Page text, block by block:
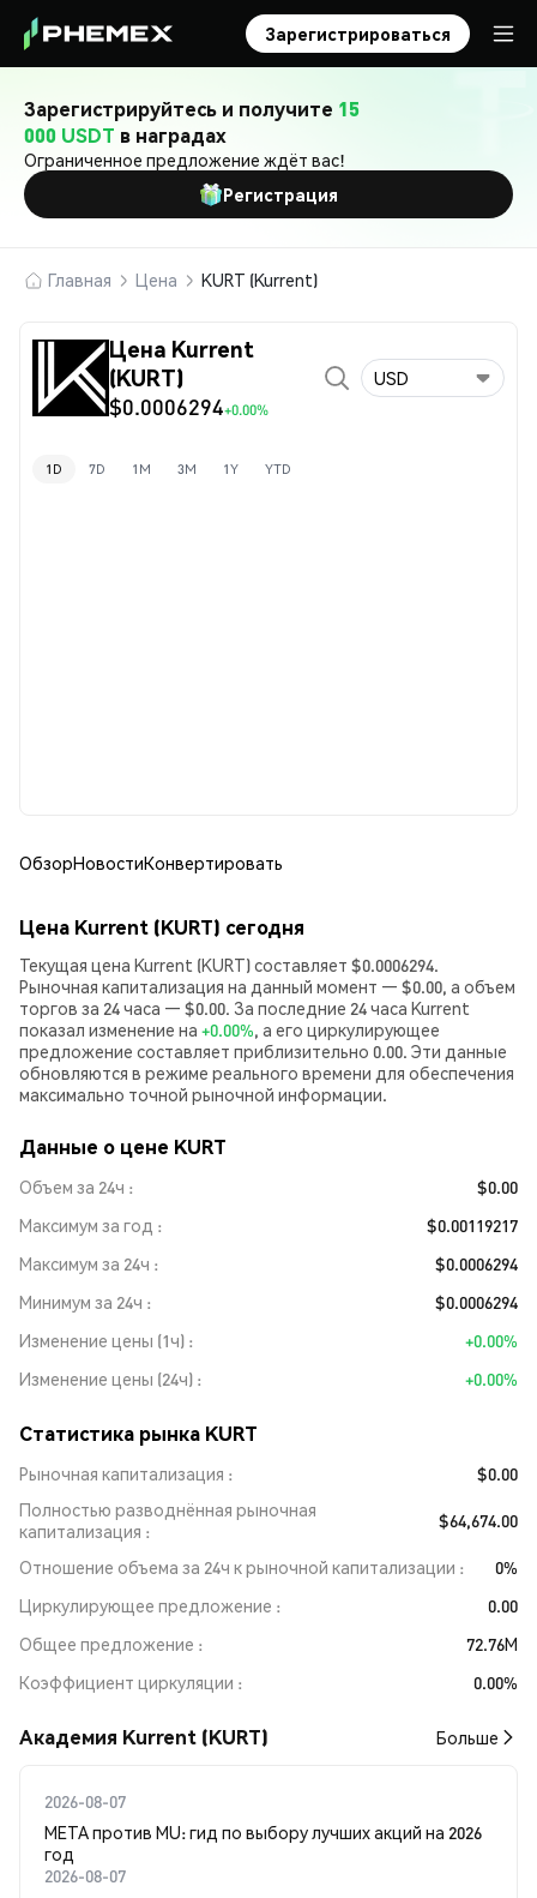
Зарегистрироваться
Зарегистрируйтесь и получите 15
000 USDT в наградах
Ограниченное предложение ждёт вас!
Регистрация
Главная Цена KURT (Kurrent)
Цена Kurrent
(KURT)
$0.0006294+0.00%
USD
1D 7D 1M 3M 1Y YTD
ОбзорНовостиКонвертировать
Цена Kurrent (KURT) сегодня
Текущая цена Kurrent (KURT) составляет $0.0006294.
Рыночная капитализация на данный момент — $0.00, а объем
торгов за 24 часа — $0.00. За последние 24 часа Kurrent
показал изменение на +0.00%, а его циркулирующее
предложение составляет приблизительно 0.00. Эти данные
обновляются в режиме реального времени для обеспечения
максимально точной рыночной информации.
Данные о цене KURT
Объем за 24ч
$0.00
Максимум за год
$0.00119217
Максимум за 24ч
$0.0006294
Минимум за 24ч
$0.0006294
Изменение цены (1ч)
+0.00%
Изменение цены (24ч)
+0.00%
Статистика рынка KURT
Рыночная капитализация
$0.00
Полностью разводнённая рыночная
капитализация
$64,674.00
Отношение объема за 24ч к рыночной капитализации
0%
Циркулирующее предложение
0.00
Общее предложение
72.76M
Коэффициент циркуляции
0.00%
Академия Kurrent (KURT) Больше
2026-08-07
META против MU: гид по выбору лучших акций на 2026
год
2026-08-07